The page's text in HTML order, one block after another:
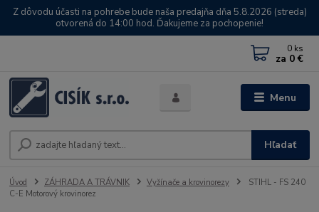
Z dôvodu účasti na pohrebe bude naša predajňa dňa 5.8.2026 (streda)
otvorená do 14:00 hod. Ďakujeme za pochopenie!
Menu
Hľadať
0 ks
za 0 €
Úvod ZÁHRADA A TRÁVNIK Vyžínače a krovinorezy
STIHL - FS 240
C-E Motorový krovinorez